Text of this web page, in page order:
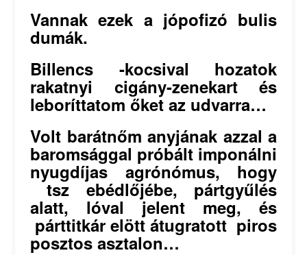
Vannak ezek a jópofizó bulis
dumák.
Billencs -kocsival hozatok
rakatnyi cigány-zenekart és
leboríttatom őket az udvarra…
Volt barátnőm anyjának azzal a
baromsággal próbált imponálni
nyugdíjas agrónómus, hogy
tsz ebédlőjébe, pártgyűlés
alatt, lóval jelent meg, és
párttitkár elött átugratott piros
posztos asztalon…